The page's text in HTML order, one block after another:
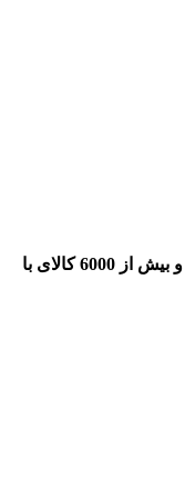
40 سال سابقه، ارتباط با 1700 تولیدکننده و بیش از 6000 کالای با